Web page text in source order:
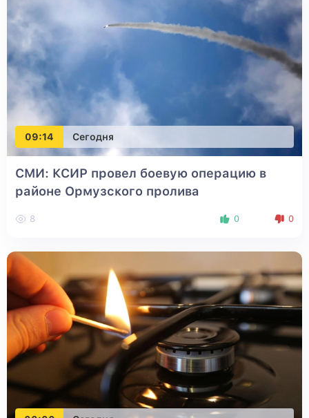
09:14 Сегодня
СМИ: КСИР провел боевую операцию в
районе Ормузского пролива
8 0 0